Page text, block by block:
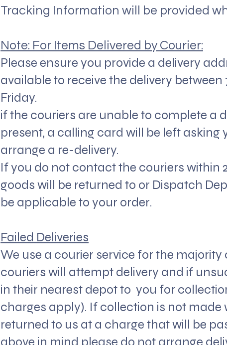
Tracking Information will be provided
Note: For Items Delivered by Courier:
Please ensure you provide a delivery
available to receive the delivery
Friday.
if the couriers are unable to complete a
present, a calling card will be left
arrange a re-delivery.
If you do not contact the couriers within
goods will be returned to or Dispatch
be applicable to your order.
Failed Deliveries
We use a courier service for the
couriers will attempt delivery and if
in their nearest depot to you for
charges apply). If collection is not made
returned to us at a charge that will be
above in mind please do not arrange